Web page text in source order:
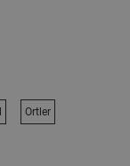
Ortler